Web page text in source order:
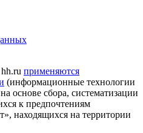
применяются
(информационные технологии
основе сбора, систематизации
к предпочтениям
находящихся на территории